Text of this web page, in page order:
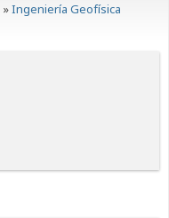
»Ingeniería Geofísica